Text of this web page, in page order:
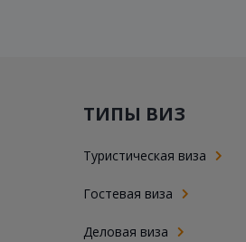
ТИПЫ ВИЗ
Туристическая виза
Гостевая виза
Деловая виза